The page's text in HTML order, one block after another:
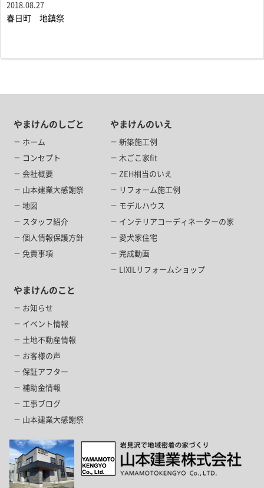
2018.08.27
春日町 地鎮祭
やまけんのしごと
ホーム
コンセプト
会社概要
山本建業大感謝祭
地図
スタッフ紹介
個人情報保護方針
免責事項
やまけんのいえ
新築施工例
木ごこ家fit
ZEH相当のいえ
リフォーム施工例
モデルハウス
インテリアコーディネーターの家
愛犬家住宅
完成動画
LIXILリフォームショップ
やまけんのこと
お知らせ
イベント情報
土地不動産情報
お客様の声
保証アフター
補助金情報
工事ブログ
山本建業大感謝祭